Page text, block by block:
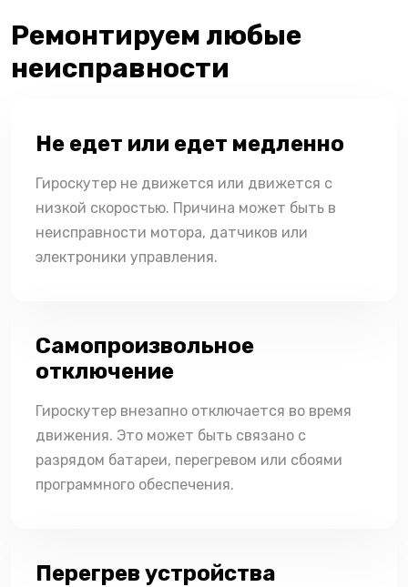
Ремонтируем любые
неисправности
Не едет или едет медленно
Гироскутер не движется или движется с
низкой скоростью. Причина может быть в
неисправности мотора, датчиков или
электроники управления.
Самопроизвольное
отключение
Гироскутер внезапно отключается во время
движения. Это может быть связано с
разрядом батареи, перегревом или сбоями
программного обеспечения.
Перегрев устройства